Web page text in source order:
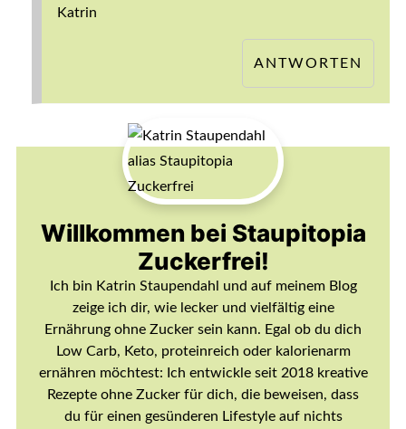
Katrin
ANTWORTEN
Willkommen bei Staupitopia
Zuckerfrei!
Ich bin Katrin Staupendahl und auf meinem Blog
zeige ich dir, wie lecker und vielfältig eine
Ernährung ohne Zucker sein kann. Egal ob du dich
Low Carb, Keto, proteinreich oder kalorienarm
ernähren möchtest: Ich entwickle seit 2018 kreative
Rezepte ohne Zucker für dich, die beweisen, dass
du für einen gesünderen Lifestyle auf nichts